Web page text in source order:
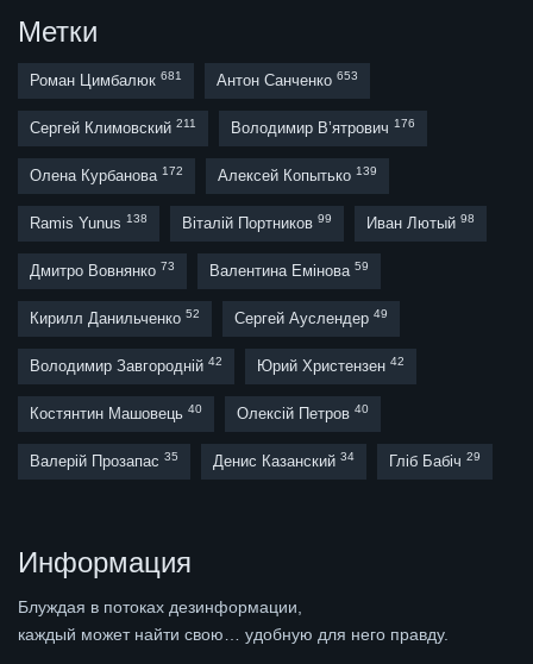
Метки
Роман Цимбалюк 681 Антон Санченко 653
Сергей Климовский 211 Володимир В’ятрович 176
Олена Курбанова 172 Алексей Копытько 139
Ramis Yunus 138 Віталій Портников 99 Иван Лютый 98
Дмитро Вовнянко 73 Валентина Емінова 59
Кирилл Данильченко 52 Сергей Ауслендер 49
Володимир Завгородній 42 Юрий Христензен 42
Костянтин Машовець 40 Олексій Петров 40
Валерій Прозапас 35 Денис Казанский 34 Гліб Бабіч 29
Информация
Блуждая в потоках дезинформации,
каждый может найти свою… удобную для него правду.